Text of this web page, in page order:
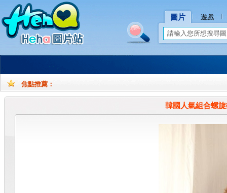
圖片 遊戲
焦點推薦：
摄
写
韓國人氣組合螺